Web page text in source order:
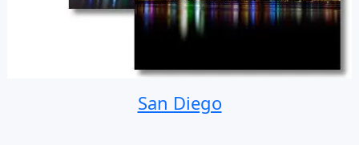
San Diego